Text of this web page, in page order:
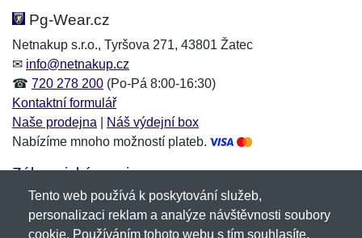
Hodnocení:
Jméno: *
Zpráva*
Jméno:
E-mail:*
Pg-Wear.cz
Netnakup s.r.o., Tyršova 271, 43801 Žatec
✉ info@netnakup.cz
☎ 720 278 200 (Po-Pá 8:00-16:30)
Kontaktní formulář
Naše prodejna
Náš výdejní box
Nabízíme mnoho možností plateb.
Zákaznický servis
Novinky emailem
Tento web používá k poskytování služeb,
personalizaci reklam a analýze návštěvnosti soubory
cookie. Používáním tohoto webu s tím souhlasíte.